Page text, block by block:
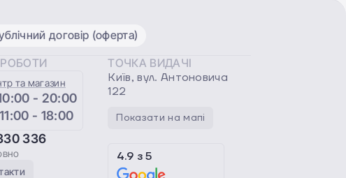
договір (оферта)
РОБОТИ
та магазин
- 20:00
11:00 - 18:00
336
ТОЧКА ВИДАЧІ
Київ, вул. Антоновича
122
Показати на мапі
4.9 з5